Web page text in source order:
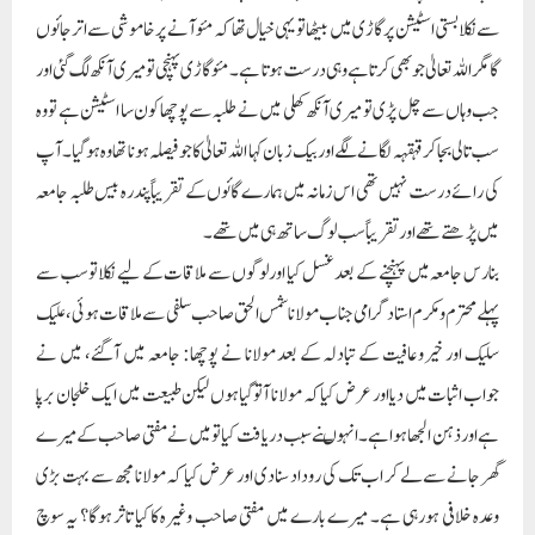
سے نکلا بستی اسٹیشن پر گاڑی میں بیٹھا تو یہی خیال تھا کہ مئو آنے پر خاموشی سے اترجائوں
گا مگر اللہ تعالیٰ جو بھی کرتا ہے وہی درست ہوتا ہے۔ مئو گاڑی پہنچی تو میری آنکھ لگ گئی اور
جب وہاں سے چل پڑی تو میری آنکھ کھلی میں نے طلبہ سے پوچھا کون سا اسٹیشن ہے تو وہ
سب تالی بجاکر قہقہہ لگانے لگے اور بیک زبان کہا اللہ تعالیٰ کا جو فیصلہ ہونا تھا وہ ہوگیا۔ آپ
کی رائے درست نہیں تھی اس زمانہ میں ہمارے گائوں کے تقریباً پندرہ بیس طلبہ جامعہ
میں پڑھتے تھے اور تقریباً سب لوگ ساتھ ہی میں تھے۔
بنارس جامعہ میں پہنچنے کے بعد غسل کیا اور لوگوں سے ملاقات کے لیے نکلا تو سب سے
پہلے محترم ومکرم استادگرامی جناب مولانا شمس الحق صاحب سلفی سے ملاقات ہوئی، علیک
سلیک اور خیروعافیت کے تبادلہ کے بعد مولانا نے پوچھا: جامعہ میں آگئے، میں نے
جواب اثبات میں دیا اور عرض کیا کہ مولانا آتوگیا ہوں لیکن طبیعت میں ایک خلجان برپا
ہے اور ذہن الجھا ہواہے۔ انہوںنے سبب دریافت کیا تو میں نے مفتی صاحب کے میرے
گھر جانے سےلے کر اب تک کی روداد سنادی اور عرض کیا کہ مولانا مجھ سے بہت بڑی
وعدہ خلافی ہورہی ہے۔ میرے بارے میں مفتی صاحب وغیرہ کا کیا تاثر ہوگا؟ یہ سوچ